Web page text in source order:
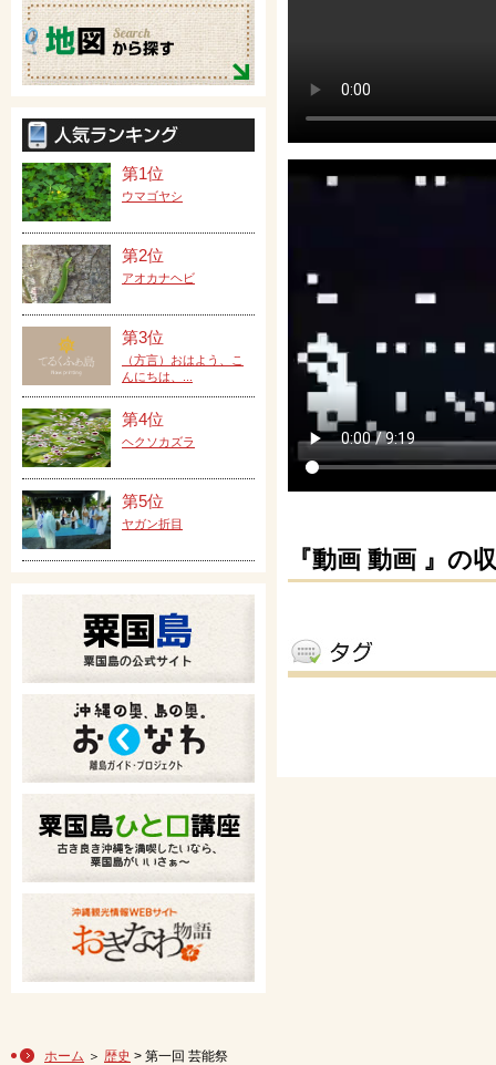
『動画 動画 』の
第1位
ウマゴヤシ
第2位
アオカナヘビ
第3位
（方言）おはよう、こ
んにちは、...
第4位
ヘクソカズラ
第5位
ヤガン折目
ホーム ＞ 歴史 > 第一回 芸能祭